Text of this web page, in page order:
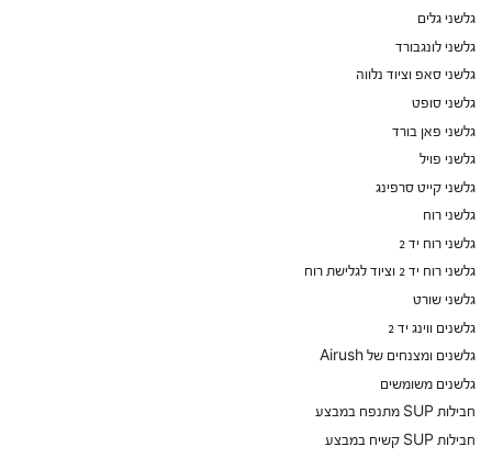
גלשני גלים
גלשני לונגבורד
גלשני סאפ וציוד נלווה
גלשני סופט
גלשני פאן בורד
גלשני פויל
גלשני קייט סרפינג
גלשני רוח
גלשני רוח יד 2
גלשני רוח יד 2 וציוד לגלישת רוח
גלשני שורט
גלשנים ווינג יד 2
גלשנים ומצנחים של Airush
גלשנים משומשים
חבילות SUP מתנפח במבצע
חבילות SUP קשיח במבצע